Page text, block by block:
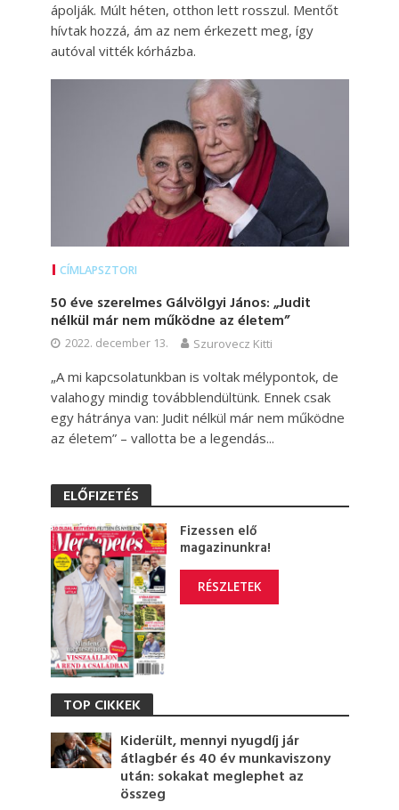
ápolják. Múlt héten, otthon lett rosszul. Mentőt
hívtak hozzá, ám az nem érkezett meg, így
autóval vitték kórházba.
CÍMLAPSZTORI
50 éve szerelmes Gálvölgyi János: „Judit
nélkül már nem működne az életem”
2022. december 13. Szurovecz Kitti
„A mi kapcsolatunkban is voltak mélypontok, de
valahogy mindig továbblendültünk. Ennek csak
egy hátránya van: Judit nélkül már nem működne
az életem” – vallotta be a legendás...
ELŐFIZETÉS
Fizessen elő
magazinunkra!
RÉSZLETEK
TOP CIKKEK
Kiderült, mennyi nyugdíj jár
átlagbér és 40 év munkaviszony
után: sokakat meglephet az
összeg